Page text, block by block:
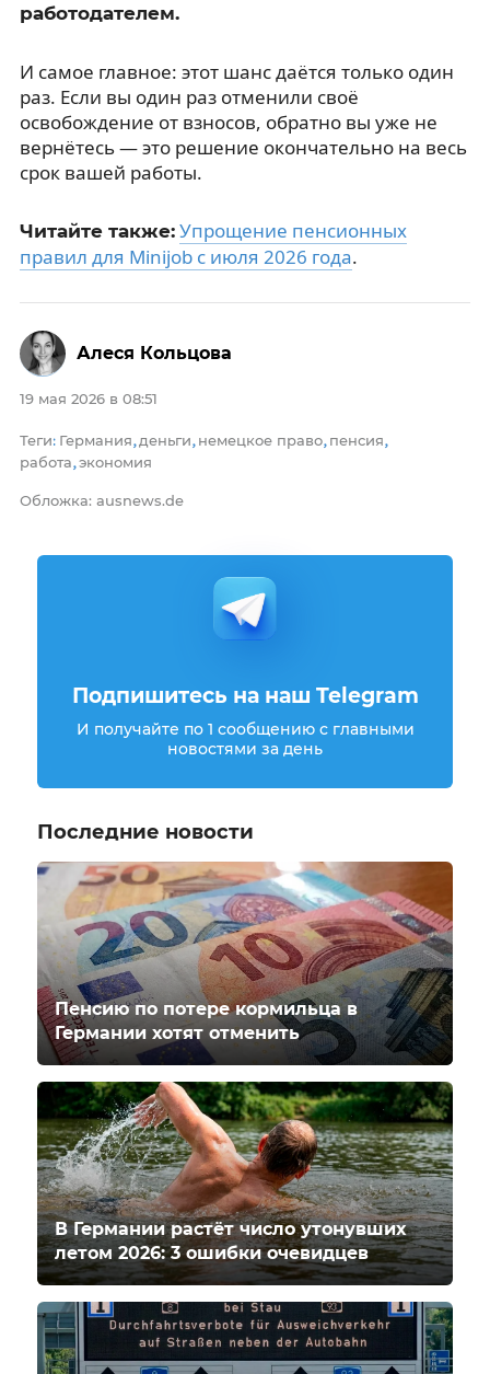
работодателем.
И самое главное: этот шанс даётся только один
раз. Если вы один раз отменили своё
освобождение от взносов, обратно вы уже не
вернётесь — это решение окончательно на весь
срок вашей работы.
Читайте также: Упрощение пенсионных
правил для Minijob с июля 2026 года.
19 мая 2026 в 08:51
Теги: Германия, деньги, немецкое право, пенсия,
работа,экономия
Обложка: ausnews.de
Алеся Кольцова
Подпишитесь на наш Telegram
И получайте по 1 сообщению с главными
новостями за день
Последние новости
Пенсию по потере кормильца в
Германии хотят отменить
В Германии растёт число утонувших
летом 2026: 3 ошибки очевидцев